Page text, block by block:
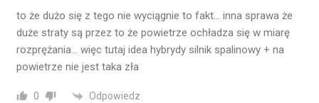
to że dużo się z tego nie wyciągnie to fakt… inna sprawa że
duże straty są przez to że powietrze ochładza się w miarę
rozprężania… więc tutaj idea hybrydy silnik spalinowy + na
powietrze nie jest taka zła
0 Odpowiedz